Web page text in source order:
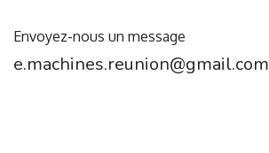
Envoyez-nous un message
e.machines.reunion@gmail.com